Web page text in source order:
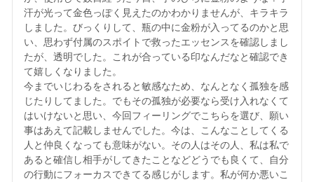
汗が光って金色っぽく見えたのかわかりませんが、キラキラ
しました。びっくりして、瓶の中に金粉が入ってるのかと思
い、思わず付属のスポイトで救ったエッセンスを確認しまし
たが、透明でした。これが合っている印なんだなと確認でき
て嬉しくなりました。
今までいじわるをされると敏感なため、なんとなく孤独を感
じたりしてました。でもその孤独が必要なら受け入れなくて
はいけないと思い、今回フィーリングでこちらを選び、願い
事はあえて記載しませんでした。今は、こんなことしてくる
人と仲良くなっても意味がない。その人はその人、私は私で
あると確信し相手がしてきたことなどどうでも良くて、自分
の行動にフォーカスできてる感じがします。私が何か悪いこ